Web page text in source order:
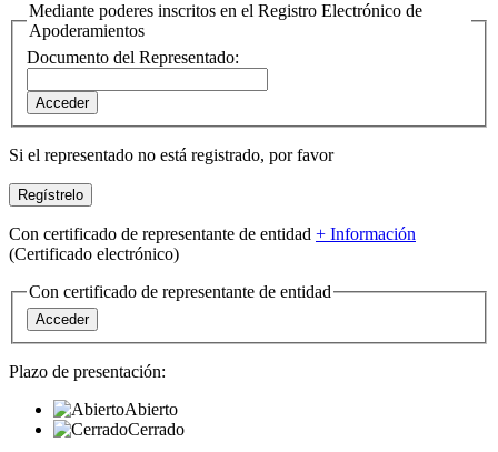
Mediante poderes inscritos en el Registro Electrónico de
Apoderamientos
Documento del Representado:
Si el representado no está registrado, por favor
Con certificado de representante de entidad + Información
(Certificado electrónico)
Con certificado de representante de entidad
Plazo de presentación:
Abierto
Cerrado